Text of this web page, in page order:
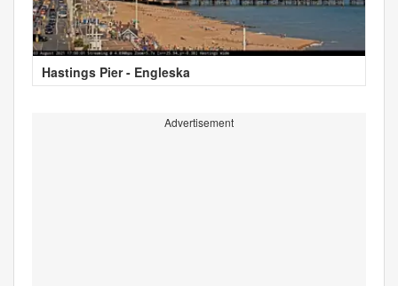
Hastings Pier - Engleska
Advertisement